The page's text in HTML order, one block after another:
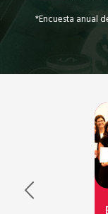
*Encuesta anual